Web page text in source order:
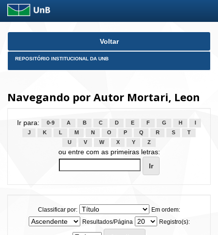
Skip
Voltar
REPOSITÓRIO INSTITUCIONAL DA UNB
Navegando por Autor Mortari, Leon
Ir para: 0-9 A B C D E F G H
J
K L M N O P Q R S
T
U
V W X Y Z
ou entre com as primeiras letras:
Classificar por:
Em ordem:
Resultados/Página
Registro(s):